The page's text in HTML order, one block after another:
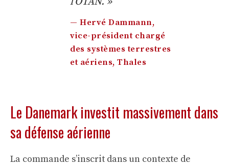
— Hervé Dammann,
vice-président chargé
des systèmes terrestres
et aériens, Thales
Le Danemark investit massivement dans
sa défense aérienne
La commande s’inscrit dans un contexte de